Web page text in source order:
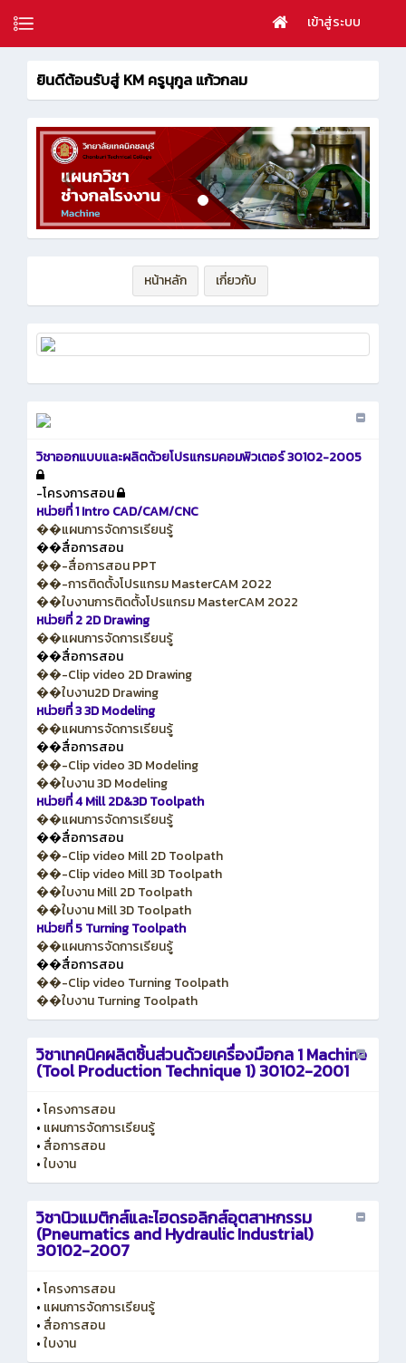
เข้าสู่ระบบ
ยินดีต้อนรับสู่ KM ครูนุกูล แก้วกลม
หน้าหลัก เกี่ยวกับ
วิชาออกแบบและผลิตด้วยโปรแกรมคอมพิวเตอร์ 30102-2005
-โครงการสอน
หน่วยที่ 1 Intro CAD/CAM/CNC
��แผนการจัดการเรียนรู้
��สื่อการสอน
��-สื่อการสอน PPT
��-การติดตั้งโปรแกรม MasterCAM 2022
��ใบงานการติดตั้งโปรแกรม MasterCAM 2022
หน่วยที่ 2 2D Drawing
��แผนการจัดการเรียนรู้
��สื่อการสอน
��-Clip video 2D Drawing
��ใบงาน2D Drawing
หน่วยที่ 3 3D Modeling
��แผนการจัดการเรียนรู้
��สื่อการสอน
��-Clip video 3D Modeling
��ใบงาน 3D Modeling
หน่วยที่ 4 Mill 2D&3D Toolpath
��แผนการจัดการเรียนรู้
��สื่อการสอน
��-Clip video Mill 2D Toolpath
��-Clip video Mill 3D Toolpath
��ใบงาน Mill 2D Toolpath
��ใบงาน Mill 3D Toolpath
หน่วยที่ 5 Turning Toolpath
��แผนการจัดการเรียนรู้
��สื่อการสอน
��-Clip video Turning Toolpath
��ใบงาน Turning Toolpath
วิชาเทคนิคผลิตชิ้นส่วนด้วยเครื่องมือกล 1 Machine
(Tool Production Technique 1) 30102-2001
•โครงการสอน
• แผนการจัดการเรียนรู้
• สื่อการสอน
•ใบงาน
วิชานิวแมติกส์และไฮดรอลิกส์อุตสาหกรรม
(Pneumatics and Hydraulic Industrial)
30102-2007
•โครงการสอน
• แผนการจัดการเรียนรู้
• สื่อการสอน
•ใบงาน